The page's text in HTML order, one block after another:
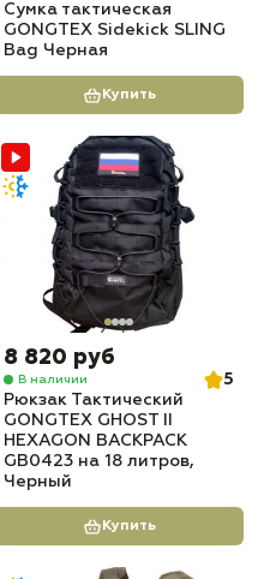
Сумка тактическая
GONGTEX Sidekick SLING
Bag Черная
Купить
8 820 руб
В наличии
5
Рюкзак Тактический
GONGTEX GHOST II
HEXAGON BACKPACK
GB0423 на 18 литров,
Черный
Купить